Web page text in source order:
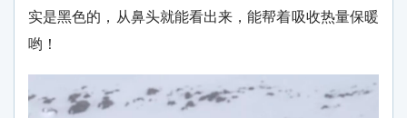
实是黑色的，从鼻头就能看出来，能帮着吸收热量保暖
哟！